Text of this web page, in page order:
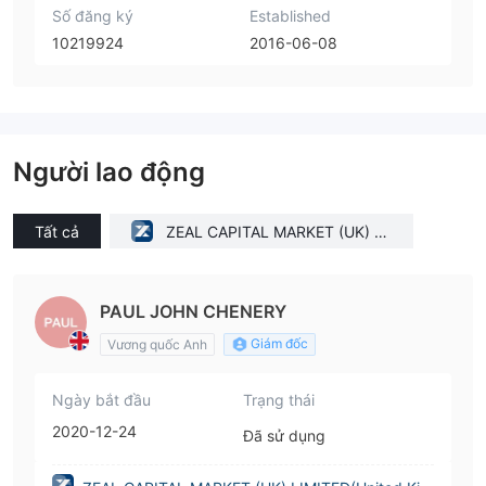
Số đăng ký
10219924
Established
2016-06-08
Người lao động
Tất cả
ZEAL CAPITAL MARKET (UK) LI
PAUL JOHN CHENERY
Vương quốc Anh Giám đốc
Ngày bắt đầu
2020-12-24
Trạng thái
Đã sử dụng